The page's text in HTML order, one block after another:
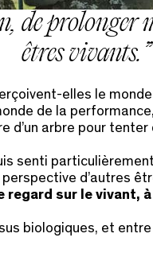
de prolonger
êtres vivants.
elles le
de la
d’un arbre pour
senti
d’autres
sur le vivant,
biologiques, et